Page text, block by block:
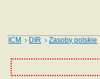
ICM › DIR ›Zasoby polskie